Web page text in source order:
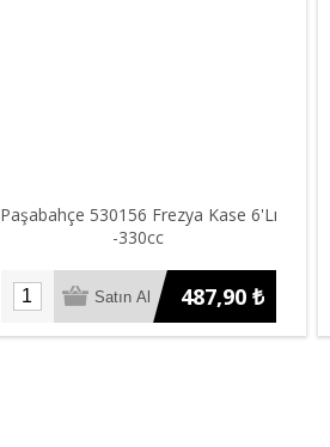
Paşabahçe 530156 Frezya Kase 6'Lı
-330cc
487,90 ₺